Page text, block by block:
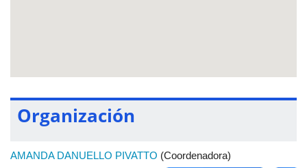
Organización
AMANDA DANUELLO PIVATTO (Coordenadora)